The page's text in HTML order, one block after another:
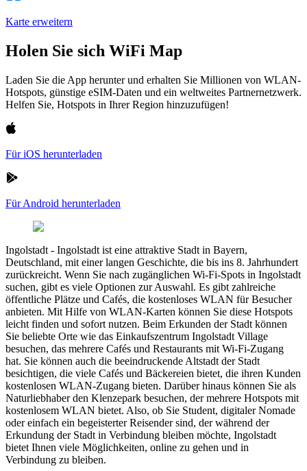
Karte erweitern
Holen Sie sich WiFi Map
Laden Sie die App herunter und erhalten Sie Millionen von WLAN-
Hotspots, günstige eSIM-Daten und ein weltweites Partnernetzwerk.
Helfen Sie, Hotspots in Ihrer Region hinzuzufügen!
Für iOS herunterladen
Für Android herunterladen
Ingolstadt - Ingolstadt ist eine attraktive Stadt in Bayern,
Deutschland, mit einer langen Geschichte, die bis ins 8. Jahrhundert
zurückreicht. Wenn Sie nach zugänglichen Wi-Fi-Spots in Ingolstadt
suchen, gibt es viele Optionen zur Auswahl. Es gibt zahlreiche
öffentliche Plätze und Cafés, die kostenloses WLAN für Besucher
anbieten. Mit Hilfe von WLAN-Karten können Sie diese Hotspots
leicht finden und sofort nutzen. Beim Erkunden der Stadt können
Sie beliebte Orte wie das Einkaufszentrum Ingolstadt Village
besuchen, das mehrere Cafés und Restaurants mit Wi-Fi-Zugang
hat. Sie können auch die beeindruckende Altstadt der Stadt
besichtigen, die viele Cafés und Bäckereien bietet, die ihren Kunden
kostenlosen WLAN-Zugang bieten. Darüber hinaus können Sie als
Naturliebhaber den Klenzepark besuchen, der mehrere Hotspots mit
kostenlosem WLAN bietet. Also, ob Sie Student, digitaler Nomade
oder einfach ein begeisterter Reisender sind, der während der
Erkundung der Stadt in Verbindung bleiben möchte, Ingolstadt
bietet Ihnen viele Möglichkeiten, online zu gehen und in
Verbindung zu bleiben.